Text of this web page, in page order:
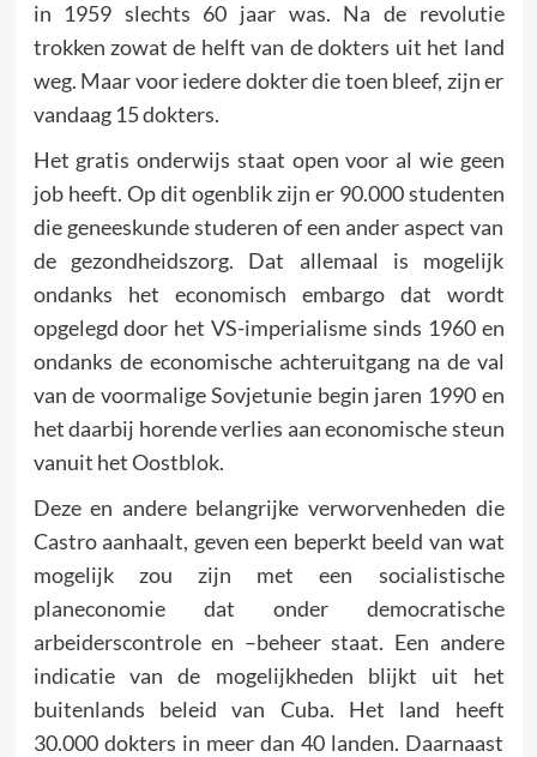
in 1959 slechts 60 jaar was. Na de revolutie
trokken zowat de helft van de dokters uit het land
weg. Maar voor iedere dokter die toen bleef, zijn er
vandaag 15 dokters.
Het gratis onderwijs staat open voor al wie geen
job heeft. Op dit ogenblik zijn er 90.000 studenten
die geneeskunde studeren of een ander aspect van
de gezondheidszorg. Dat allemaal is mogelijk
ondanks het economisch embargo dat wordt
opgelegd door het VS-imperialisme sinds 1960 en
ondanks de economische achteruitgang na de val
van de voormalige Sovjetunie begin jaren 1990 en
het daarbij horende verlies aan economische steun
vanuit het Oostblok.
Deze en andere belangrijke verworvenheden die
Castro aanhaalt, geven een beperkt beeld van wat
mogelijk zou zijn met een socialistische
planeconomie dat onder democratische
arbeiderscontrole en –beheer staat. Een andere
indicatie van de mogelijkheden blijkt uit het
buitenlands beleid van Cuba. Het land heeft
30.000 dokters in meer dan 40 landen. Daarnaast